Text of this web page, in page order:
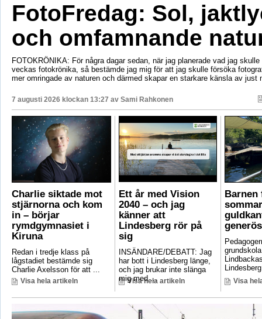
FotoFredag: Sol,
och omfamnande
FOTOKRÖNIKA: För några dagar sedan, när jag planerade vad jag
veckas fotokrönika, så bestämde jag mig för att jag skulle försöka
mer omringade av naturen och därmed skapar en starkare känsla av just
7 augusti 2026 klockan 13:27 av Sami Rahkonen
Charlie siktade mot
stjärnorna och kom
in – börjar
rymdgymnasiet i
Kiruna
Redan i tredje klass på
lågstadiet bestämde sig
Charlie Axelsson för att ...
Visa hela artikeln
Ett år med Vision
2040 – och jag
känner att
Lindesberg rör på
sig
INSÄNDARE/DEBATT: Jag
har bott i Lindesberg länge,
och jag brukar inte slänga
mig med ...
Visa hela artikeln
Barnen
Visa